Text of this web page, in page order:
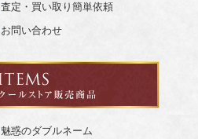
査定・買い取り簡単依頼
お問い合わせ
魅惑のダブルネーム